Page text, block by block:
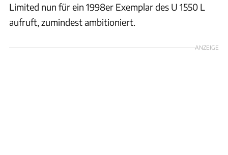
Limited nun für ein 1998er Exemplar des U 1550 L
aufruft, zumindest ambitioniert.
ANZEIGE